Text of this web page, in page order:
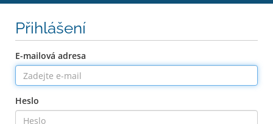
Přihlášení
E-mailová adresa
Heslo